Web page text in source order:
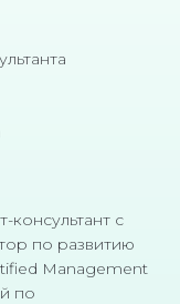
с
по развитию
Management
по